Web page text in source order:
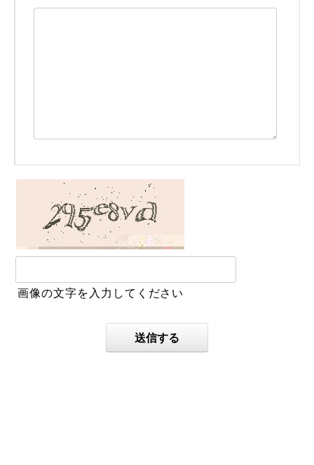
画像の文字を入力してください
送信する